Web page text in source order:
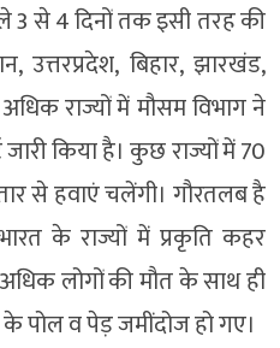
से 4 दिनों तक इसी तरह की
उत्तरप्रदेश, बिहार, झारखंड,
राज्यों में मौसम विभाग ने
किया है। कुछ राज्यों में 70
से हवाएं चलेंगी। गौरतलब है
के राज्यों में प्रकृति कहर
लोगों की मौत के साथ ही
पोल व पेड़ जमींदोज हो गए।